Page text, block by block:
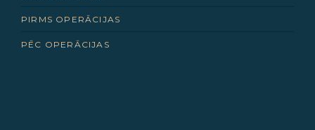
PIRMS OPERĀCIJAS
PĒC OPERĀCIJAS